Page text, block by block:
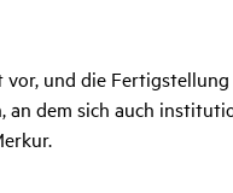
und die
dem sich auch